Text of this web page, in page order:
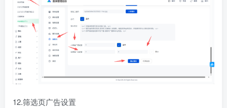
12.筛选页广告设置